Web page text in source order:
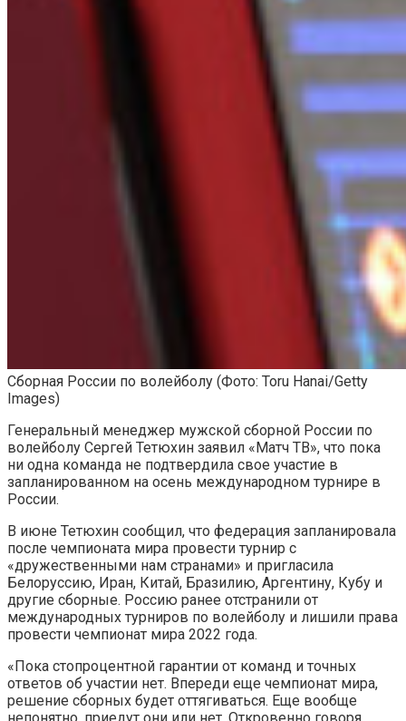
Сборная России по волейболу (Фото: Toru Hanai/Getty
Images)
Генеральный менеджер мужской сборной России по
волейболу Сергей Тетюхин заявил «Матч ТВ», что пока
ни одна команда не подтвердила свое участие в
запланированном на осень международном турнире в
России.
В июне Тетюхин сообщил, что федерация запланировала
после чемпионата мира провести турнир с
«дружественными нам странами» и пригласила
Белоруссию, Иран, Китай, Бразилию, Аргентину, Кубу и
другие сборные. Россию ранее отстранили от
международных турниров по волейболу и лишили права
провести чемпионат мира 2022 года.
«Пока стопроцентной гарантии от команд и точных
ответов об участии нет. Впереди еще чемпионат мира,
решение сборных будет оттягиваться. Еще вообще